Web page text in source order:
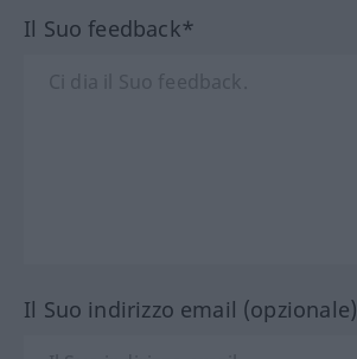
Il Suo feedback*
Il Suo indirizzo email (opzionale)